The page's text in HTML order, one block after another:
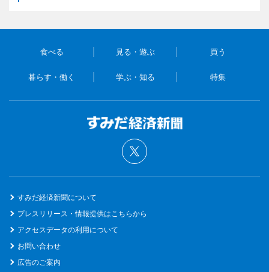
食べる 見る・遊ぶ 買う
暮らす・働く 学ぶ・知る 特集
すみだ経済新聞について
プレスリリース・情報提供はこちらから
アクセスデータの利用について
お問い合わせ
広告のご案内